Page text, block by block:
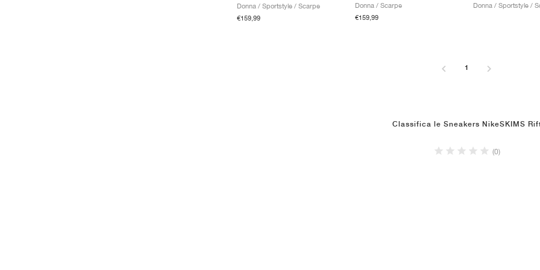
Donna / Sportstyle / Scarpe
€159,99
Donna / Scarpe
€159,99
Donna / Sportstyle /
1
Classifica le Sneakers NikeSKIMS
(0)